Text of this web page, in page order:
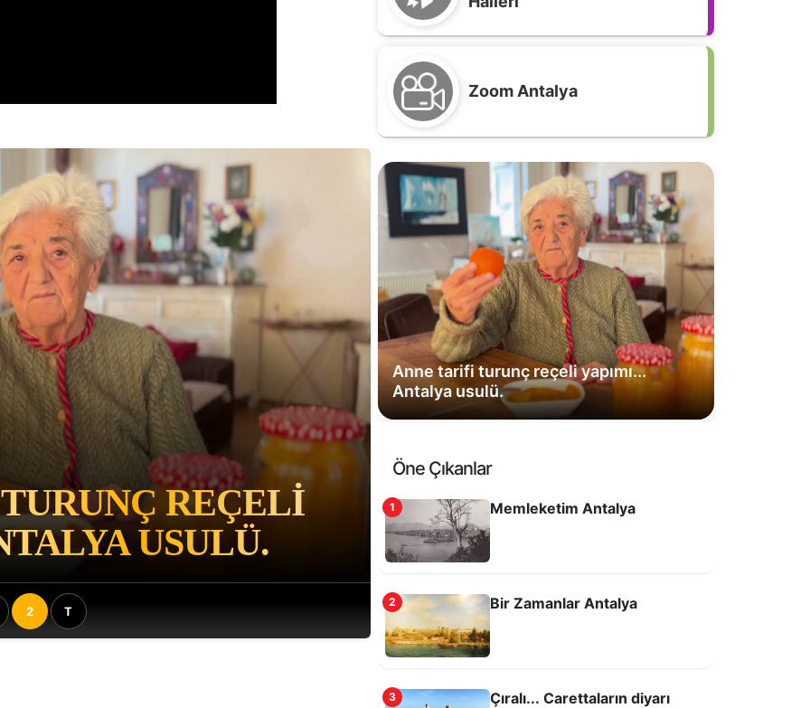
REÇELI
USULÜ.
MEMLEKETIM
2 T
Zoom Antalya
Anne tarifi turunç reçeli yapımı...
Antalya usulü.
Öne Çıkanlar
1 Memleketim Antalya
2 Bir Zamanlar Antalya
3 Çıralı... Carettaların diyarı